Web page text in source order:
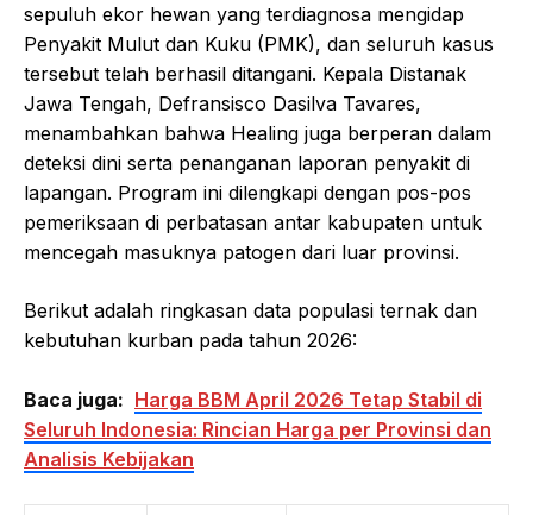
sepuluh ekor hewan yang terdiagnosa mengidap
Penyakit Mulut dan Kuku (PMK), dan seluruh kasus
tersebut telah berhasil ditangani. Kepala Distanak
Jawa Tengah, Defransisco Dasilva Tavares,
menambahkan bahwa Healing juga berperan dalam
deteksi dini serta penanganan laporan penyakit di
lapangan. Program ini dilengkapi dengan pos-pos
pemeriksaan di perbatasan antar kabupaten untuk
mencegah masuknya patogen dari luar provinsi.
Berikut adalah ringkasan data populasi ternak dan
kebutuhan kurban pada tahun 2026:
Baca juga: Harga BBM April 2026 Tetap Stabil di
Seluruh Indonesia: Rincian Harga per Provinsi dan
Analisis Kebijakan